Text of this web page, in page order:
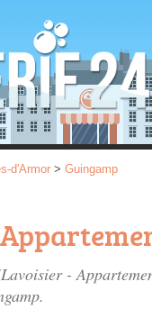
d'Armor > Guingamp
-